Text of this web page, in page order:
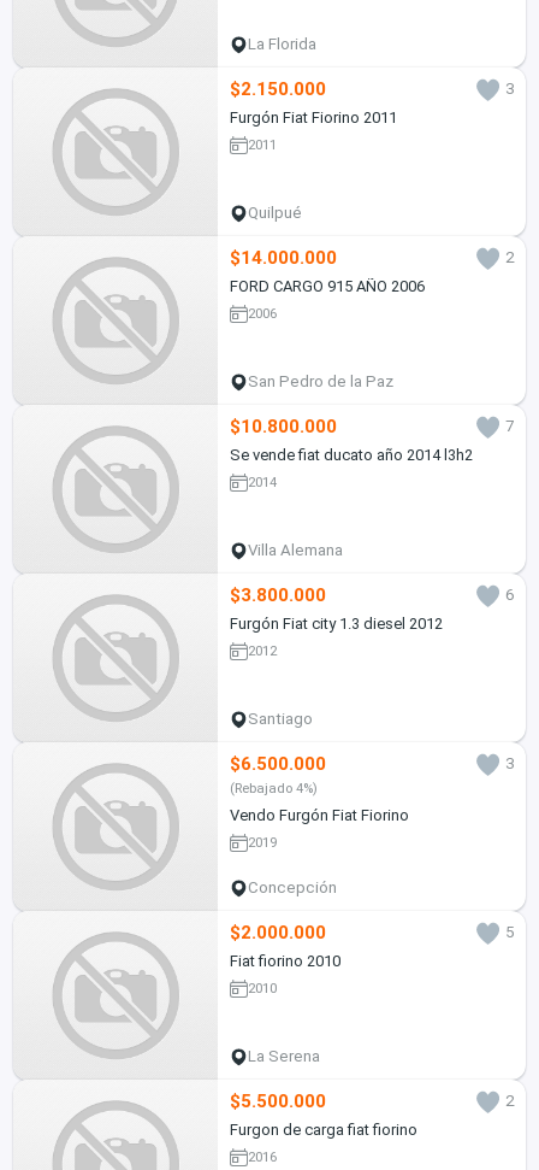
La Florida
$2.150.000
3
Furgón Fiat Fiorino 2011
2011
Quilpué
$14.000.000
2
FORD CARGO 915 AÑO 2006
2006
San Pedro de la Paz
$10.800.000
7
Se vende fiat ducato año 2014 l3h2
2014
Villa Alemana
$3.800.000
6
Furgón Fiat city 1.3 diesel 2012
2012
Santiago
$6.500.000 3
(Rebajado 4%)
Vendo Furgón Fiat Fiorino
2019
Concepción
$2.000.000
5
Fiat fiorino 2010
2010
La Serena
$5.500.000
2
Furgon de carga fiat fiorino
2016